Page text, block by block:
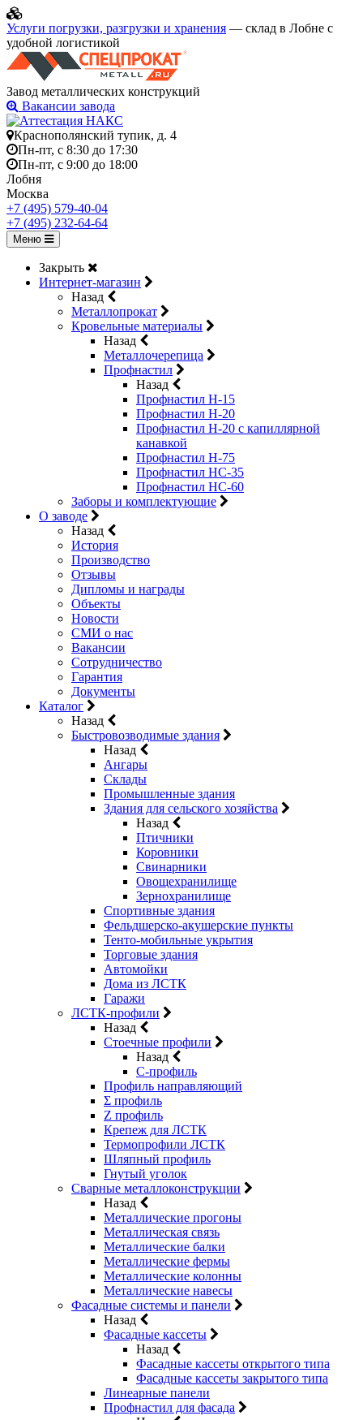
Услуги погрузки, разгрузки и хранения — склад в Лобне с
удобной логистикой
Завод металлических конструкций
Вакансии завода
Краснополянский тупик, д. 4
Пн-пт, с 8:30 до 17:30
Пн-пт, с 9:00 до 18:00
Лобня
Москва
+7 (495) 579-40-04
+7 (495) 232-64-64
Меню
Закрыть
Интернет-магазин
Назад
Металлопрокат
Кровельные материалы
Назад
Металлочерепица
Профнастил
Назад
Профнастил Н-15
Профнастил Н-20
Профнастил Н-20 с капиллярной
канавкой
Профнастил Н-75
Профнастил НС-35
Профнастил НС-60
Заборы и комплектующие
О заводе
Назад
История
Производство
Отзывы
Дипломы и награды
Объекты
Новости
СМИ о нас
Вакансии
Сотрудничество
Гарантия
Документы
Каталог
Назад
Быстровозводимые здания
Назад
Ангары
Склады
Промышленные здания
Здания для сельского хозяйства
Назад
Птичники
Коровники
Свинарники
Овощехранилище
Зернохранилище
Спортивные здания
Фельдшерско-акушерские пункты
Тенто-мобильные укрытия
Торговые здания
Автомойки
Дома из ЛСТК
Гаражи
ЛСТК-профили
Назад
Стоечные профили
Назад
C-профиль
Профиль направляющий
Σ профиль
Z профиль
Крепеж для ЛСТК
Термопрофили ЛСТК
Шляпный профиль
Гнутый уголок
Сварные металлоконструкции
Назад
Металлические прогоны
Металлическая связь
Металлические балки
Металлические фермы
Металлические колонны
Металлические навесы
Фасадные системы и панели
Назад
Фасадные кассеты
Назад
Фасадные кассеты открытого типа
Фасадные кассеты закрытого типа
Линеарные панели
Профнастил для фасада